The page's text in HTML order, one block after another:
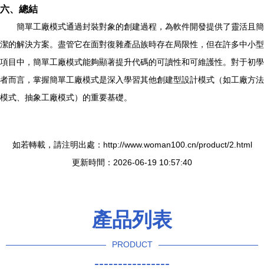
六、總結
簡單工廠模式通過封裝對象的創建過程，為軟件開發提供了靈活且簡
潔的解決方案。盡管它在面對復雜產品族時存在局限性，但在許多中小型
項目中，簡單工廠模式能夠顯著提升代碼的可讀性和可維護性。對于初學
者而言，掌握簡單工廠模式是深入學習其他創建型設計模式（如工廠方法
模式、抽象工廠模式）的重要基礎。
如若轉載，請注明出處：http://www.woman100.cn/product/2.html
更新時間：2026-06-19 10:57:40
產品列表
PRODUCT
----------------